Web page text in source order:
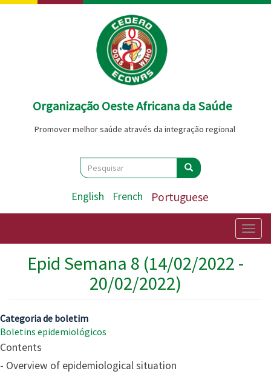
Passar
Organização Oeste Africana da Saúde
Promover melhor saúde através da integração regional
Search
Pesquisar Pesquisar
English French Portuguese
Epid Semana 8 (14/02/2022 -
20/02/2022)
Categoria de boletim
Boletins epidemiológicos
Contents
- Overview of epidemiological situation